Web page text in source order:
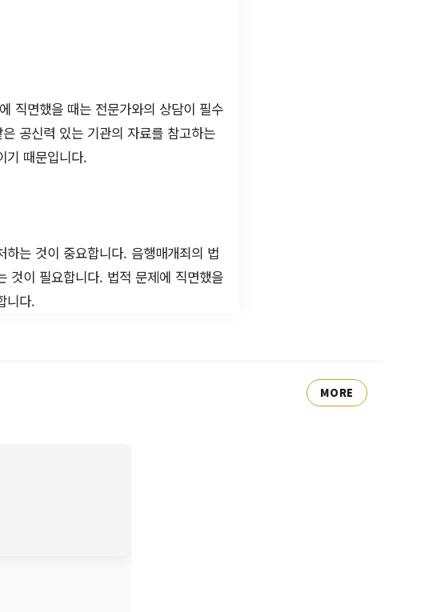
직면했을 때는 전문가와의 상담이 필수
공신력 있는 기관의 자료를 참고하는
기 때문입니다.
는 것이 중요합니다. 음행매개죄의 법
것이 필요합니다. 법적 문제에 직면했을
니다.
MORE